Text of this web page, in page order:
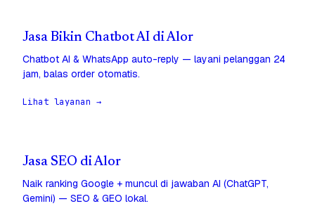
Jasa Bikin Chatbot AI di Alor
Chatbot AI & WhatsApp auto-reply — layani pelanggan 24
jam, balas order otomatis.
Lihat layanan →
Jasa SEO di Alor
Naik ranking Google + muncul di jawaban AI (ChatGPT,
Gemini) — SEO & GEO lokal.